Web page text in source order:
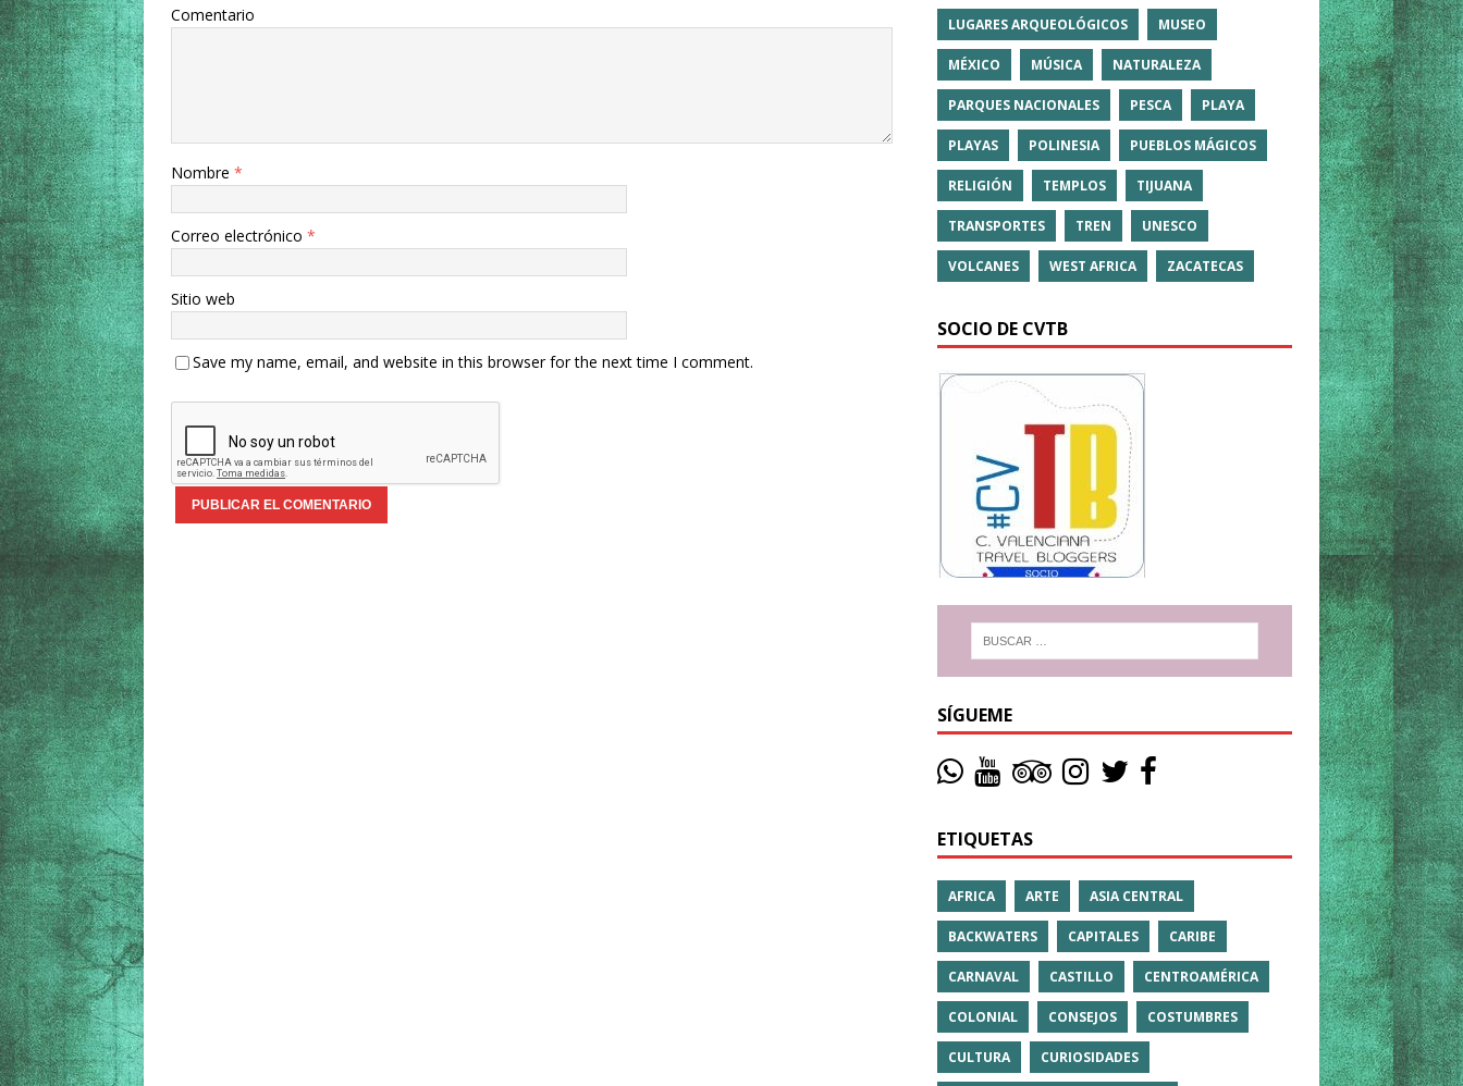
Comentario
Nombre *
Correo electrónico *
Sitio web
Save my name, email, and website in this browser for the next time I comment.
LUGARES ARQUEOLÓGICOS MUSEO
MÉXICO MÚSICA NATURALEZA
PARQUES NACIONALES PESCA PLAYA
PLAYAS POLINESIA PUEBLOS MÁGICOS
RELIGIÓN TEMPLOS TIJUANA
TRANSPORTES TREN UNESCO
VOLCANES WEST AFRICA ZACATECAS
SOCIO DE CVTB
SÍGUEME
ETIQUETAS
AFRICA ARTE ASIA CENTRAL
BACKWATERS CAPITALES CARIBE
CARNAVAL CASTILLO CENTROAMÉRICA
COLONIAL CONSEJOS COSTUMBRES
CULTURA CURIOSIDADES